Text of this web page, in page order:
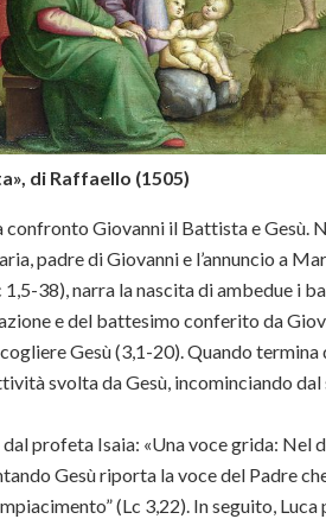
di Raffaello (1505)
Giovanni il Battista e Gesù.
padre di Giovanni e l’annuncio a
38), narra la nascita di ambedue i
e del battesimo conferito da
Gesù (3,1-20). Quando
svolta da Gesù, incominciando dal
profeta Isaia: «Una voce grida: Nel
Gesù riporta la voce del Padre
(Lc 3,22). In seguito, Luca